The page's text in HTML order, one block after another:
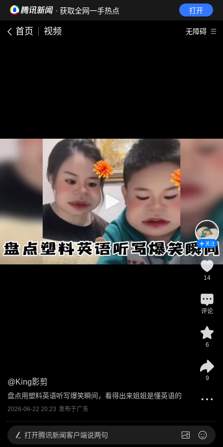
· 获取全网一手热点 打开
首页 视频 无障碍
@King影剪
盘点用塑料英语听写爆笑瞬间，看得出来姐姐是懂英语的
2026-06-22 20:23 发布于广东
关注
14
评论
6
9
打开腾讯新闻客户端说两句